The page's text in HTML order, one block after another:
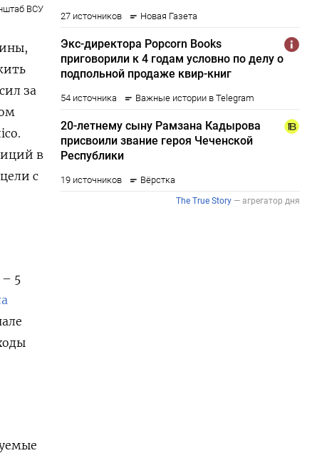
ВСУ
за
в
с
– 5